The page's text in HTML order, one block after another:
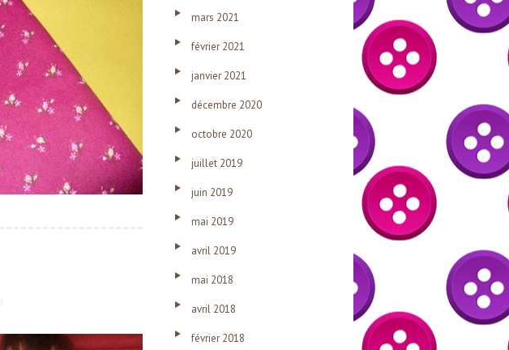
mars 2021
février 2021
janvier 2021
décembre 2020
octobre 2020
juillet 2019
juin 2019
mai 2019
avril 2019
mai 2018
avril 2018
février 2018